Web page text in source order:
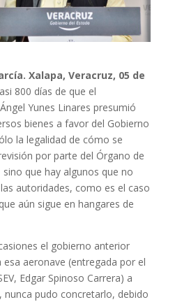
Xalapa, Veracruz, 05 de
800 días de que el
Yunes Linares presumió
bienes a favor del Gobierno
la legalidad de cómo se
por parte del Órgano de
sino que hay algunos que no
autoridades, como es el caso
aún sigue en hangares de
el gobierno anterior
aeronave (entregada por el
Edgar Spinoso Carrera) a
pudo concretarlo, debido